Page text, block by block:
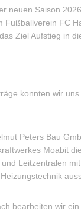
neuen Saison
Fußballverein FC
Ziel Aufstieg in
konnten wir
Peters Bau
Moabit
Leitzentralen
bearbeiten wir